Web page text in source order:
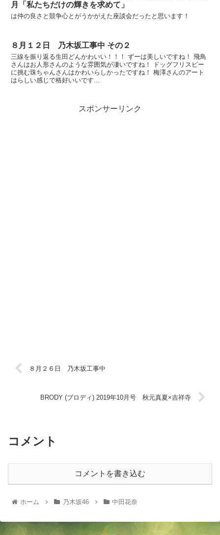
月「私たちだけの輝きを求めて」
は仲の良さと競争心とがうかがえた座談会だったと思います！
８月１２日 乃木坂工事中 その２
三線を振り返る生田どんかわいい！！！ ずーは美しいですね！ 飛鳥
さんはお人形さんのような雰囲気が凄いですね！ ドッグフリスビー
に挑む珠ちゃんさんはかわいらしかったですね！ 梅澤さんのアート
はらしい感じで格好いいです...
スポンサーリンク
８月２６日 乃木坂工事中
BRODY (ブロディ) 2019年10月号 秋元真夏×吉祥寺
コメント
コメントを書き込む
ホーム 乃木坂46 中田花奈